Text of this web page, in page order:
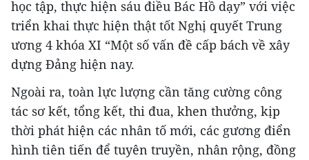
học tập, thực hiện sáu điều Bác Hồ dạy” với việc
triển khai thực hiện thật tốt Nghị quyết Trung
ương 4 khóa XI “Một số vấn đề cấp bách về xây
dựng Đảng hiện nay.
Ngoài ra, toàn lực lượng cần tăng cường công
tác sơ kết, tổng kết, thi đua, khen thưởng, kịp
thời phát hiện các nhân tố mới, các gương điển
hình tiên tiến để tuyên truyền, nhân rộng, đồng